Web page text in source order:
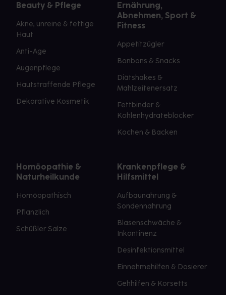
Beauty & Pflege
Akne, unreine & fettige
Haut
Anti-Age
Augenpflege
Hautstraffende Pflege
Dekorative Kosmetik
Ernährung,
Abnehmen, Sport &
Fitness
Appetitzügler
Bonbons & Snacks
Diätshakes &
Mahlzeitenersatz
Fettbinder &
Kohlenhydrateblocker
Kochen & Backen
Homöopathie &
Naturheilkunde
Homöopathisch
Pflanzlich
Schüßler Salze
Krankenpflege &
Hilfsmittel
Aufbaunahrung &
Sondennahrung
Blasenschwäche &
Inkontinenz
Desinfektionsmittel
Einnehmehilfen & Dosierer
Gehhilfen & Korsetts